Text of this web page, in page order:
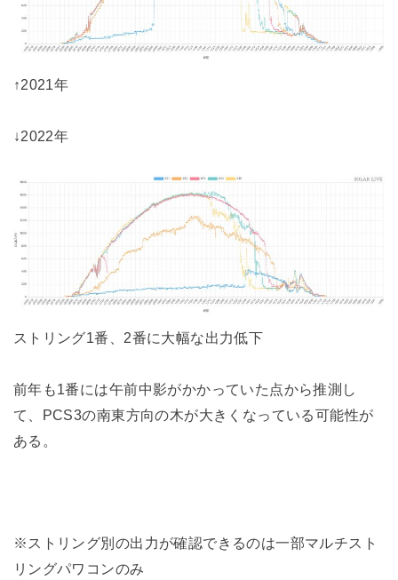
↑2021年
↓2022年
ストリング1番、2番に大幅な出力低下
前年も1番には午前中影がかかっていた点から推測し
て、PCS3の南東方向の木が大きくなっている可能性が
ある。
※ストリング別の出力が確認できるのは一部マルチスト
リングパワコンのみ